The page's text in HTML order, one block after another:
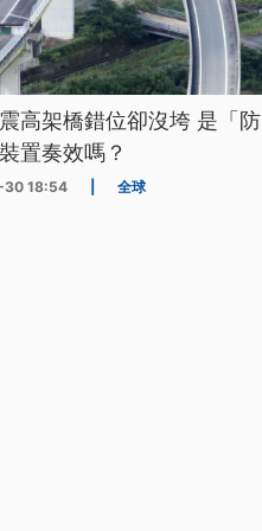
高架橋錯位卻沒垮 是「防
置奏效嗎？
18:54 全球